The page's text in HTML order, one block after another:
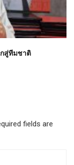
กสู่ทีมชาติ
fields are